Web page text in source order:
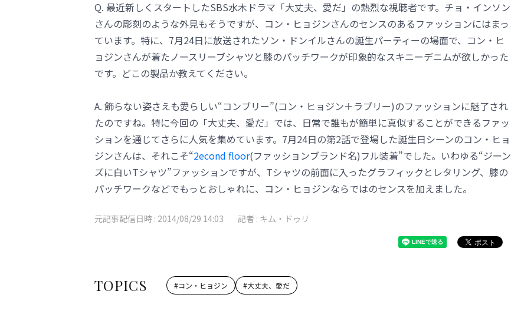
Q. 最近新しくスタートしたSBS水木ドラマ「大丈夫、愛だ」の熱烈な視聴者です。チョ・インソン
さんの彫刻のような外見もそうですが、コン・ヒョジンさんのセンスのあるファッションにはまっ
ています。特に、7月24日に放送されたソン・ドンイルさんの誕生パーティーの場面で、コン・ヒ
ョジンさんが着たノースリーブシャツと膝のパッチワークが印象的なスキニーデニムが欲しかった
です。どこの製品か教えてください。
A. 飾らない姿さえも愛らしい“コンブリー”(コン・ヒョジン＋ラブリー)のファッションに魅了され
たのですね。特に今回の「大丈夫、愛だ」では、日常で誰もが簡単に真似することができるファッ
ションを通じてさらに人気を集めています。7月24日の第2話で登場した誕生日シーンのコン・ヒョ
ジンさんは、それこそ“2econd floor(ファッションブランド名)フル装着”でした。いわゆる“ジーン
ズに白いTシャツ”ファッションですが、Tシャツの前面に入ったグラフィックとレタリング、膝の
パッチワークなどでもっとおしゃれに、コン・ヒョジンならではのセンスを加えました。
元記事配信日時 : 2014/08/29 14:03 記者 : キム・ドゥリ
TOPICS #コン・ヒョジン #大丈夫、愛だ